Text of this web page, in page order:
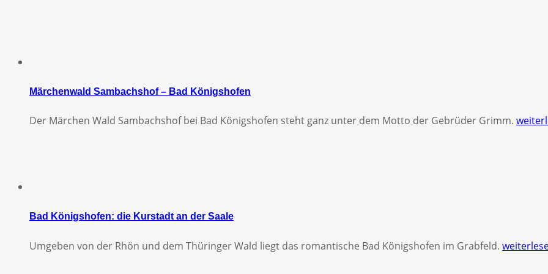
Märchenwald Sambachshof – Bad Königshofen
Der Märchen Wald Sambachshof bei Bad Königshofen steht ganz unter dem Motto der Gebrüder Grimm.
Bad Königshofen: die Kurstadt an der Saale
Umgeben von der Rhön und dem Thüringer Wald liegt das romantische Bad Königshofen im Grabfeld.